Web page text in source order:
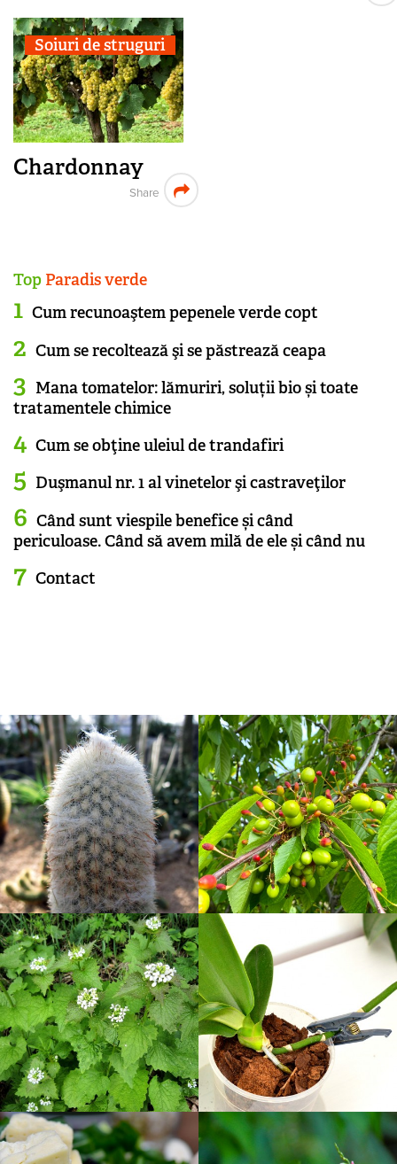
Soiuri de struguri
Chardonnay
Share
Top Paradis verde
Cum recunoaştem pepenele verde copt
Cum se recoltează şi se păstrează ceapa
Mana tomatelor: lămuriri, soluții bio și toate
tratamentele chimice
Cum se obţine uleiul de trandafiri
Duşmanul nr. 1 al vinetelor şi castraveţilor
Când sunt viespile benefice și când
periculoase. Când să avem milă de ele și când nu
Contact